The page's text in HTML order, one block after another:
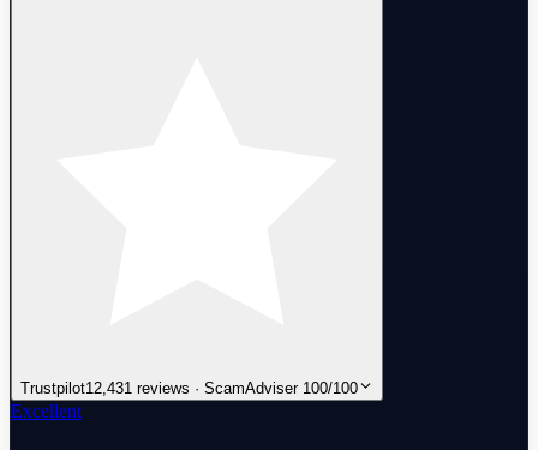
Trustpilot12,431 reviews · ScamAdviser 100/100
Excellent